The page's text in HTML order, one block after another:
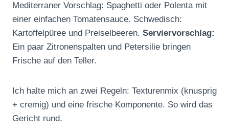
Mediterraner Vorschlag: Spaghetti oder Polenta mit
einer einfachen Tomatensauce. Schwedisch:
Kartoffelpüree und Preiselbeeren. Serviervorschlag:
Ein paar Zitronenspalten und Petersilie bringen
Frische auf den Teller.
Ich halte mich an zwei Regeln: Texturenmix (knusprig
+ cremig) und eine frische Komponente. So wird das
Gericht rund.